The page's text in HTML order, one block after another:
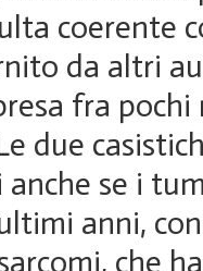
coerente
da altri
fra
due
se i
anni,
che